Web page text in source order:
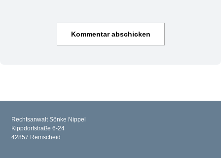
Rechtsanwalt Sönke Nippel
Kippdorfstraße 6-24
42857 Remscheid